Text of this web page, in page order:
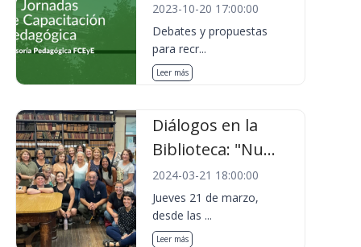
2023-10-20 17:00:00
Debates y propuestas
para recr...
Leer más
Diálogos en la
Biblioteca: "Nu...
2024-03-21 18:00:00
Jueves 21 de marzo,
desde las ...
Leer más